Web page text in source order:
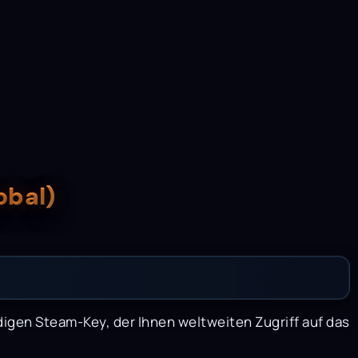
Steam-Key, der Ihnen weltweiten Zugriff auf das